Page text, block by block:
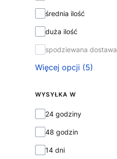
średnia ilość
duża ilość
spodziewana dostawa
Więcej opcji (5)
WYSYŁKA W
Wysyłka w
24 godziny
48 godzin
14 dni